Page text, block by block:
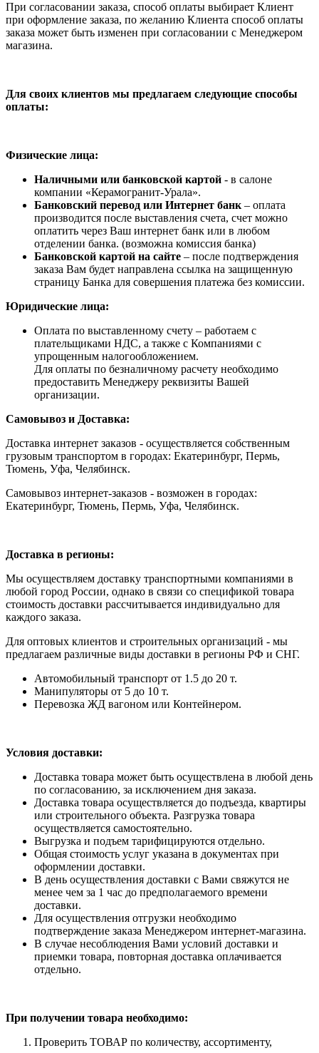
При согласовании заказа, способ оплаты выбирает Клиент
при оформление заказа, по желанию Клиента способ оплаты
заказа может быть изменен при согласовании с Менеджером
магазина.
Для своих клиентов мы предлагаем следующие способы
оплаты:
Физические лица:
Наличными или банковской картой - в салоне
компании «Керамогранит-Урала».
Банковский перевод или Интернет банк – оплата
производится после выставления счета, счет можно
оплатить через Ваш интернет банк или в любом
отделении банка. (возможна комиссия банка)
Банковской картой на сайте – после подтверждения
заказа Вам будет направлена ссылка на защищенную
страницу Банка для совершения платежа без комиссии.
Юридические лица:
Оплата по выставленному счету – работаем с
плательщиками НДС, а также с Компаниями с
упрощенным налогообложением.
Для оплаты по безналичному расчету необходимо
предоставить Менеджеру реквизиты Вашей
организации.
Самовывоз и Доставка:
Доставка интернет заказов - осуществляется собственным
грузовым транспортом в городах: Екатеринбург, Пермь,
Тюмень, Уфа, Челябинск.
Самовывоз интернет-заказов - возможен в городах:
Екатеринбург, Тюмень, Пермь, Уфа, Челябинск.
Доставка в регионы:
Мы осуществляем доставку транспортными компаниями в
любой город России, однако в связи со спецификой товара
стоимость доставки рассчитывается индивидуально для
каждого заказа.
Для оптовых клиентов и строительных организаций - мы
предлагаем различные виды доставки в регионы РФ и СНГ.
Автомобильный транспорт от 1.5 до 20 т.
Манипуляторы от 5 до 10 т.
Перевозка ЖД вагоном или Контейнером.
Условия доставки:
Доставка товара может быть осуществлена в любой день
по согласованию, за исключением дня заказа.
Доставка товара осуществляется до подъезда, квартиры
или строительного объекта. Разгрузка товара
осуществляется самостоятельно.
Выгрузка и подъем тарифицируются отдельно.
Общая стоимость услуг указана в документах при
оформлении доставки.
В день осуществления доставки с Вами свяжутся не
менее чем за 1 час до предполагаемого времени
доставки.
Для осуществления отгрузки необходимо
подтверждение заказа Менеджером интернет-магазина.
В случае несоблюдения Вами условий доставки и
приемки товара, повторная доставка оплачивается
отдельно.
При получении товара необходимо:
Проверить ТОВАР по количеству, ассортименту,